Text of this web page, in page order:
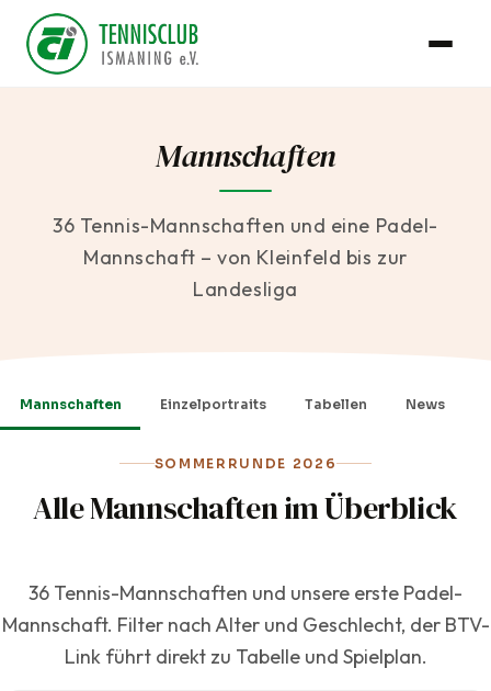
Mannschaften
36 Tennis-Mannschaften und eine Padel-
Mannschaft – von Kleinfeld bis zur
Landesliga
Mannschaften Einzelportraits Tabellen News
SOMMERRUNDE 2026
Alle Mannschaften im Überblick
36 Tennis-Mannschaften und unsere erste Padel-
Mannschaft. Filter nach Alter und Geschlecht, der BTV-
Link führt direkt zu Tabelle und Spielplan.